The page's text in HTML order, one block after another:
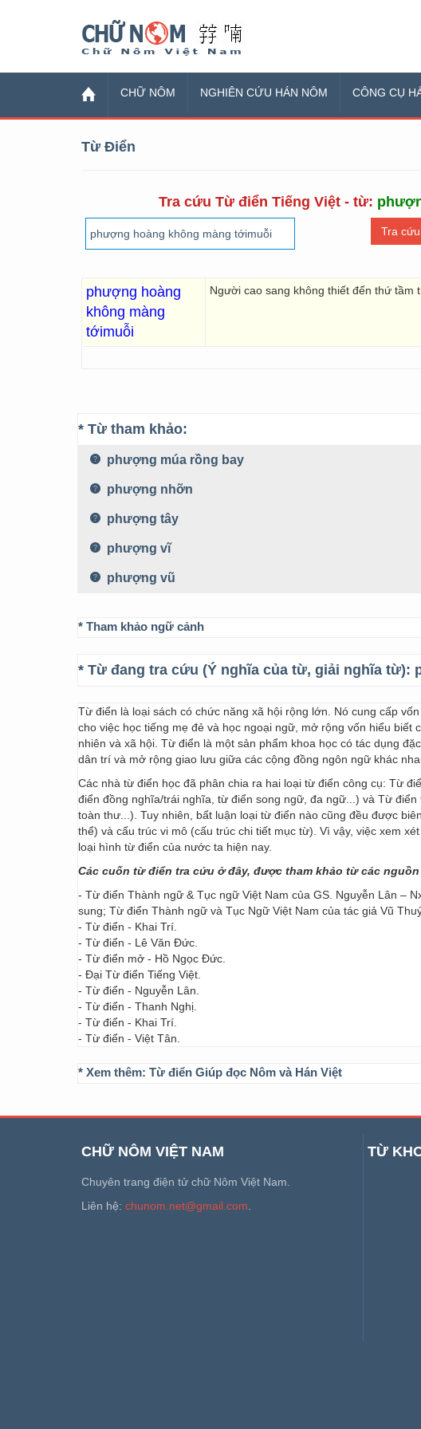
CHỮ NÔM NGHIÊN CỨU HÁN NÔM CÔNG CỤ
Từ Điển
Tra cứu Từ điển Tiếng Việt - từ:
phượng hoàng
không màng
tớimuỗi
Người cao sang không thiết đến thứ tầm
* Từ tham khảo:
phượng múa rồng bay
phượng nhỡn
phượng tây
phượng vĩ
phượng vũ
* Tham khảo ngữ cảnh
* Từ đang tra cứu (Ý nghĩa của từ, giải nghĩa từ):
Từ điển là loại sách có chức năng xã hội rộng lớn. Nó cung cấp
cho việc học tiếng mẹ đẻ và học ngoại ngữ, mở rộng vốn hiểu
nhiên và xã hội. Từ điển là một sản phẩm khoa học có tác dụng
dân trí và mở rộng giao lưu giữa các cộng đồng ngôn ngữ khác
Các nhà từ điển học đã phân chia ra hai loại từ điển công cụ: Từ
điển đồng nghĩa/trái nghĩa, từ điển song ngữ, đa ngữ...) và Từ
toàn thư...). Tuy nhiên, bất luận loại từ điển nào cũng đều được
thể) và cấu trúc vi mô (cấu trúc chi tiết mục từ). Vì vậy, việc xem
loại hình từ điển của nước ta hiện nay.
Các cuốn từ điển tra cứu ở đây, được tham khảo từ các
- Từ điển Thành ngữ & Tục ngữ Việt Nam của GS. Nguyễn Lân –
sung; Từ điển Thành ngữ và Tục Ngữ Việt Nam của tác giả Vũ
- Từ điển - Khai Trí.
- Từ điển - Lê Văn Đức.
- Từ điển mở - Hồ Ngọc Đức.
- Đại Từ điển Tiếng Việt.
- Từ điển - Nguyễn Lân.
- Từ điển - Thanh Nghị.
- Từ điển - Khai Trí.
- Từ điển - Việt Tân.
* Xem thêm: Từ điển Giúp đọc Nôm và Hán Việt
CHỮ NÔM VIỆT NAM
Chuyên trang điện tử chữ Nôm Việt Nam.
Liên hệ: chunom.net@gmail.com
TỪ